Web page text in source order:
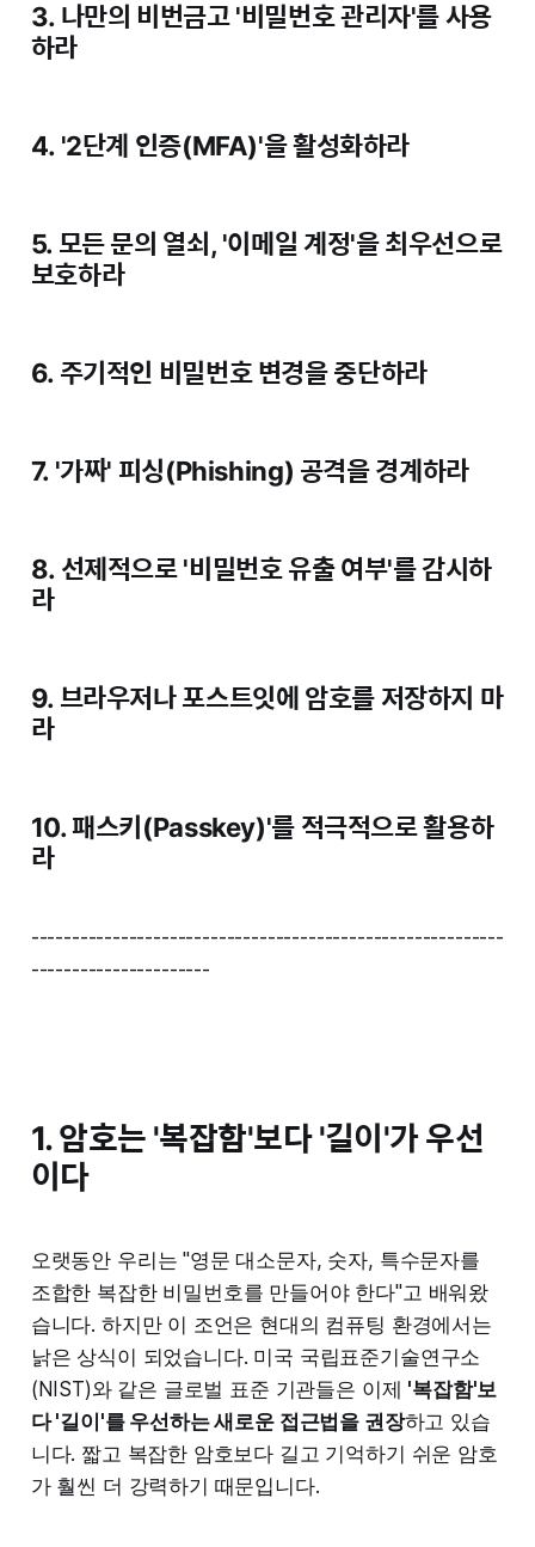
3. 나만의 비번금고 '비밀번호 관리자'를 사용
하라
4. '2단계 인증(MFA)'을 활성화하라
5. 모든 문의 열쇠, '이메일 계정'을 최우선으로
보호하라
6. 주기적인 비밀번호 변경을 중단하라
7. '가짜' 피싱(Phishing) 공격을 경계하라
8. 선제적으로 '비밀번호 유출 여부'를 감시하
라
9. 브라우저나 포스트잇에 암호를 저장하지 마
라
10. 패스키(Passkey)'를 적극적으로 활용하
라
----------------------------------------------------------
----------------------
1. 암호는 '복잡함'보다 '길이'가 우선
이다
오랫동안 우리는 "영문 대소문자, 숫자, 특수문자를
조합한 복잡한 비밀번호를 만들어야 한다"고 배워왔
습니다. 하지만 이 조언은 현대의 컴퓨팅 환경에서는
낡은 상식이 되었습니다. 미국 국립표준기술연구소
(NIST)와 같은 글로벌 표준 기관들은 이제 '복잡함'보
다 '길이'를 우선하는 새로운 접근법을 권장하고 있습
니다. 짧고 복잡한 암호보다 길고 기억하기 쉬운 암호
가 훨씬 더 강력하기 때문입니다.